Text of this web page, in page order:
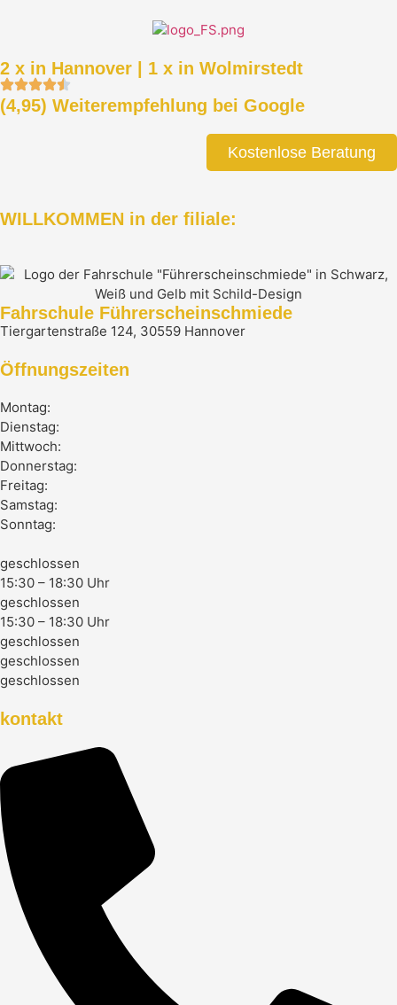
2 x in Hannover
1 x in Wolmirstedt
(4,95) Weiterempfehlung bei Google
Kostenlose Beratung
WILLKOMMEN in der filiale:
Fahrschule Führerscheinschmiede
Tiergartenstraße 124, 30559 Hannover
Öffnungszeiten
Montag:
Dienstag:
Mittwoch:
Donnerstag:
Freitag:
Samstag:
Sonntag:
geschlossen
15:30 – 18:30 Uhr
geschlossen
15:30 – 18:30 Uhr
geschlossen
geschlossen
geschlossen
kontakt